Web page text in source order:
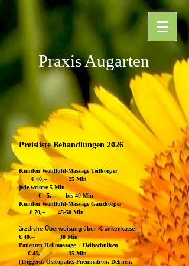
Praxis Augarten
Preisliste Behandlungen 2026
Kunden Wohlfühl-Massage Teilkörper
€ 40,-- 25 Min
jede weitere 5 Min
€ 5,-- bis 40 Min
Kunden Wohlfühl-Massage Ganzkörper
€ 70,-- 45-50 Min
ärztliche Überweisung über Krankenkassen
€ 40,-- 30 Min
Patienten Heilmassage + Heiltechniken
€ 45,-- 35 Min
(Triggern, Osteopatie, Pneumatron, Dehnen,